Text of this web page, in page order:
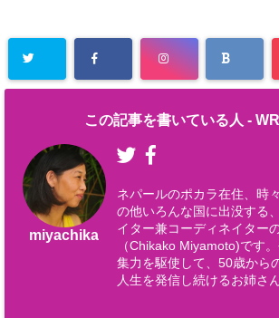
この記事を書いている人 -
miyachika
ネパールのポカラ在住、時
の他いろんな国に出没する
イター兼コーディネイター
（Chikako Miyamoto)です
集力を駆使して、50歳から
人生を発信し続けるお姉さん